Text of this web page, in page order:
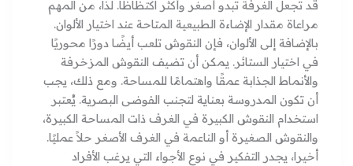
قد تجعل الغرفة تبدو أصغر وأكثر اكتظاظًا. لذا، من المهم
مراعاة مقدار الإضاءة الطبيعية المتاحة عند اختيار الألوان.
بالإضافة إلى الألوان، فإن النقوش تلعب أيضًا دورًا محوريًا
في اختيار الستائر. يمكن أن تضيف النقوش المزخرفة
والأنماط الجذابة عمقًا واهتمامًا للمساحة. ومع ذلك، يجب
أن تكون المدروسة بعناية لتجنب الفوضى البصرية. يُعتبر
استخدام النقوش الكبيرة في الغرف ذات المساحة الكبيرة،
والنقوش الصغيرة أو الناعمة في الغرف الأصغر حلاً عمليًا.
أخيرا، يجدر التفكير في نوع الأجواء التي يرغب الأفراد